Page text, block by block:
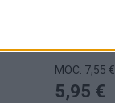
MOC: 7,55 €
5,95 €